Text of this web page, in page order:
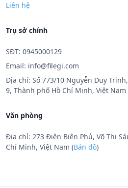
Liên hệ
Trụ sở chính
SĐT: 0945000129
Email: info@filegi.com
Địa chỉ: Số 773/10 Nguyễn Duy
9, Thành phố Hồ Chí Minh, Việt Nam
Văn phòng
Địa chỉ: 273 Điện Biên Phủ, Võ Thị
Chí Minh, Việt Nam (Bản đồ)